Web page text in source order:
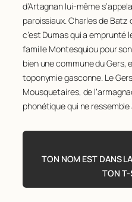
d’Artagnan lui-même
paroissiaux. Charles de
c’est Dumas qui a emprunté
famille Montesquiou pour
bien une commune du
toponymie gasconne. Le
Mousquetaires, de
phonétique qui ne
TON NOM EST DANS
TON